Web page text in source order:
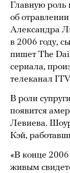
Главную роль
об
Александра
в 2006 году,
пишет The
сериала,
телеканал
В роли
появится
Левиева.
Кэй,
«В конце
живым